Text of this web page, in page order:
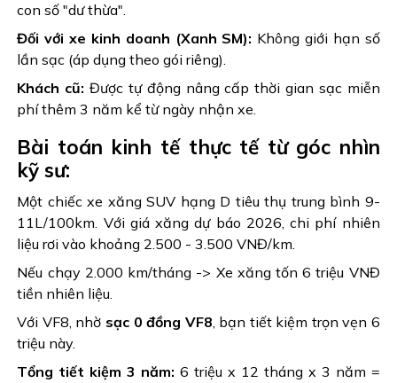
con số "dư thừa".
Đối với xe kinh doanh (Xanh SM): Không giới hạn số
lần sạc (áp dụng theo gói riêng).
Khách cũ: Được tự động nâng cấp thời gian sạc miễn
phí thêm 3 năm kể từ ngày nhận xe.
Bài toán kinh tế thực tế từ góc nhìn
kỹ sư:
Một chiếc xe xăng SUV hạng D tiêu thụ trung bình 9-
11L/100km. Với giá xăng dự báo 2026, chi phí nhiên
liệu rơi vào khoảng 2.500 - 3.500 VNĐ/km.
Nếu chạy 2.000 km/tháng -> Xe xăng tốn 6 triệu VNĐ
tiền nhiên liệu.
Với VF8, nhờ sạc 0 đồng VF8, bạn tiết kiệm trọn vẹn 6
triệu này.
Tổng tiết kiệm 3 năm: 6 triệu x 12 tháng x 3 năm =